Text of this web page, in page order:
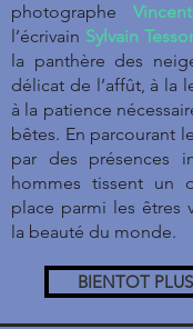
photographe
l’écrivain Sylvain
la panthère des
délicat de l’affût, à la
à la patience
bêtes. En parcourant
par des présences
hommes tissent un
place parmi les êtres
la beauté du monde.
BIENTOT